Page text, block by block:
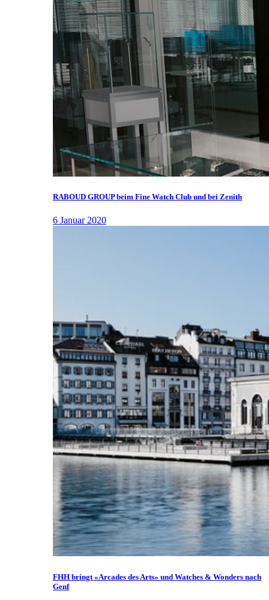
RABOUD GROUP beim Fine Watch Club und bei Zenith
6 Januar 2020
FHH bringt «Arcades des Arts» und Watches & Wonders nach
Genf